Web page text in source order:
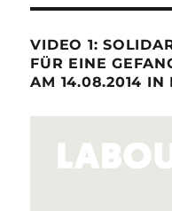
VIDEO 1:
FÜR EINE
AM 14.08.2014 IN